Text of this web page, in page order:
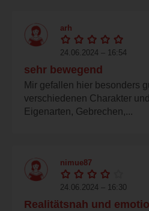
arh
24.06.2024 – 16:54
sehr bewegend
Mir gefallen hier besonders
verschiedenen Charakter
Eigenarten, Gebrechen,...
nimue87
24.06.2024 – 16:30
Realitätsnah und